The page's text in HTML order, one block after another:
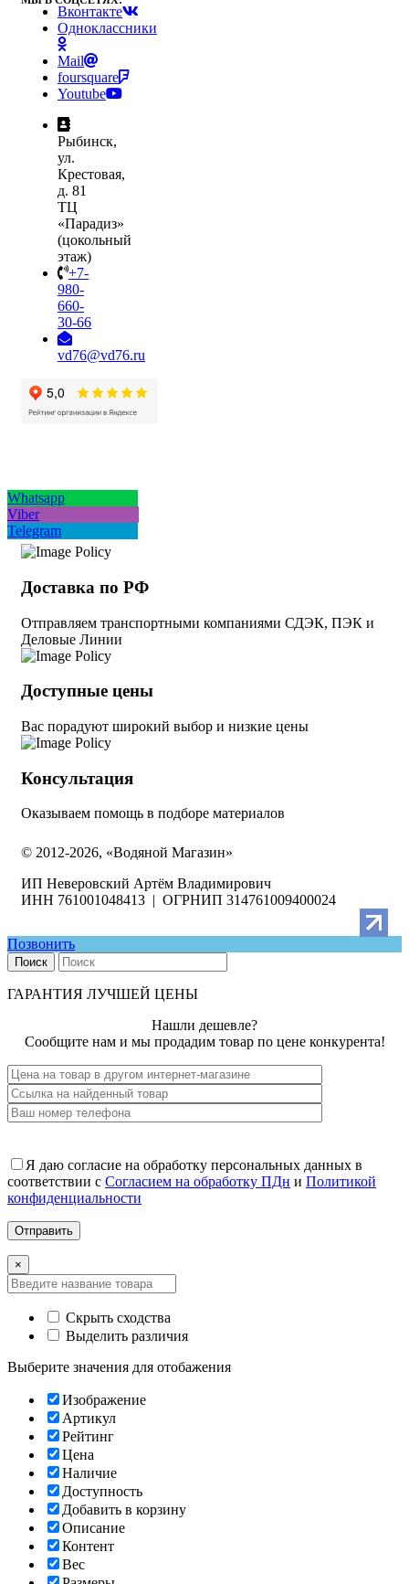
Вконтакте
Одноклассники
Mail
foursquare
Youtube
Рыбинск,
ул.
Крестовая,
д. 81
ТЦ
«Парадиз»
(цокольный
этаж)
+7-
980-
660-
30-66
vd76@vd76.ru
Whatsapp
Viber
Telegram
Доставка по РФ
Отправляем транспортными компаниями СДЭК, ПЭК и
Деловые Линии
Доступные цены
Вас порадуют широкий выбор и низкие цены
Консультация
Оказываем помощь в подборе материалов
© 2012-2026, «Водяной Магазин»
ИП Неверовский Артём Владимирович
ИНН 761001048413 | ОГРНИП 314761009400024
Позвонить
Поиск
ГАРАНТИЯ ЛУЧШЕЙ ЦЕНЫ
Нашли дешевле?
Сообщите нам и мы продадим товар по цене конкурента!
Я даю согласие на обработку персональных данных в
соответствии с Согласием на обработку ПДн и Политикой
конфиденциальности
×
Скрыть сходства
Выделить различия
Выберите значения для отобажения
Изображение
Артикул
Рейтинг
Цена
Наличие
Доступность
Добавить в корзину
Описание
Контент
Вес